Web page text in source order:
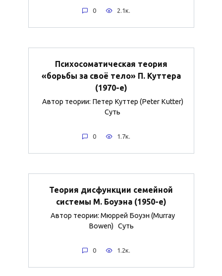
0 2.1к.
Психосоматическая теория
«борьбы за своё тело» П. Куттера
(1970-е)
Автор теории: Петер Куттер (Peter Kutter)
Суть
0 1.7к.
Теория дисфункции семейной
системы М. Боуэна (1950-е)
Автор теории: Мюррей Боуэн (Murray
Bowen) Суть
0 1.2к.